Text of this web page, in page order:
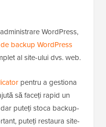
WordPress,
backup WordPress
al site-ului dvs. web.
pentru a gestiona
să faceți rapid un
puteți stoca backup-
puteți restaura site-